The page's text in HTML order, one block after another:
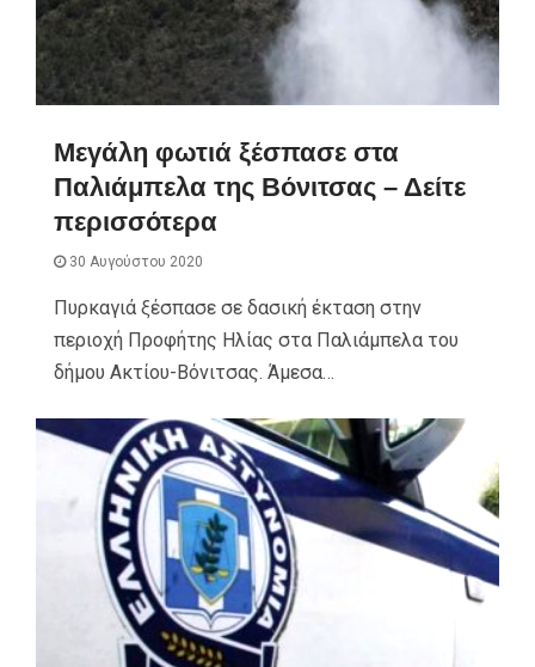
Μεγάλη φωτιά ξέσπασε στα
Παλιάμπελα της Βόνιτσας – Δείτε
περισσότερα
30 Αυγούστου 2020
Πυρκαγιά ξέσπασε σε δασική έκταση στην
περιοχή Προφήτης Ηλίας στα Παλιάμπελα του
δήμου Ακτίου-Βόνιτσας. Άμεσα…